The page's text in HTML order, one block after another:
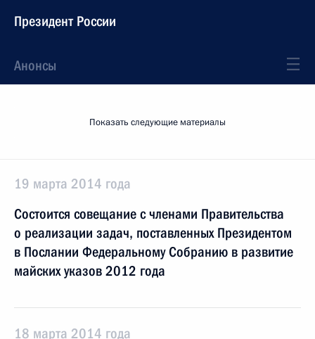
Президент России
Анонсы
Показать следующие материалы
19 марта 2014 года
Состоится совещание с членами Правительства
о реализации задач, поставленных Президентом
в Послании Федеральному Собранию в развитие
майских указов 2012 года
18 марта 2014 года